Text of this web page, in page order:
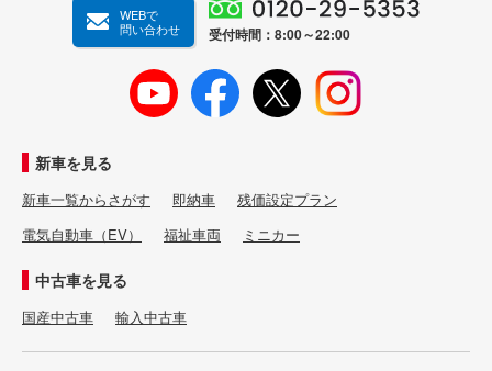
WEBで
問い合わせ
受付時間：8:00～22:00
新車を見る
新車一覧からさがす 即納車
残価設定プラン
電気自動車（EV）
福祉車両 ミニカー
中古車を見る
国産中古車 輸入中古車